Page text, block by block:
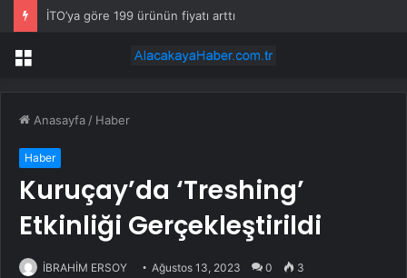
İTO’ya göre 199 ürünün fiyatı arttı
Menü
Anasayfa / Haber
Haber
Kuruçay’da ‘Treshing’
Etkinliği Gerçekleştirildi
İBRAHİM ERSOY Ağustos 13, 2023 0 3